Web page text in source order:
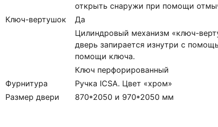
открыть снаружи при помощи
Ключ-вертушок
Да
Цилиндровый механизм «ключ-
дверь запирается изнутри с
помощи ключа.
Ключ перфорированный
Фурнитура
Ручка ICSA. Цвет «хром»
Размер двери
870*2050 и 970*2050 мм